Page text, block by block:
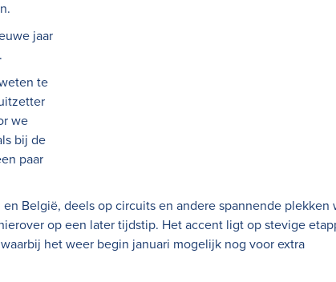
jaar
te
we
bij de
paar
België, deels op circuits en andere spannende plekken
op een later tijdstip. Het accent ligt op stevige
het weer begin januari mogelijk nog voor extra